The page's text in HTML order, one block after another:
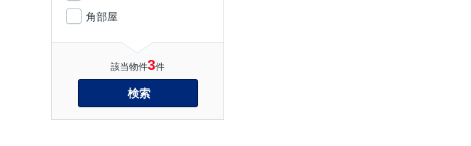
角部屋
該当物件3件
検索